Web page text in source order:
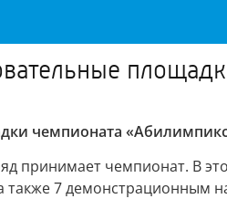
чемпионата
принимает чемпионат. В
также 7 демонстрационным